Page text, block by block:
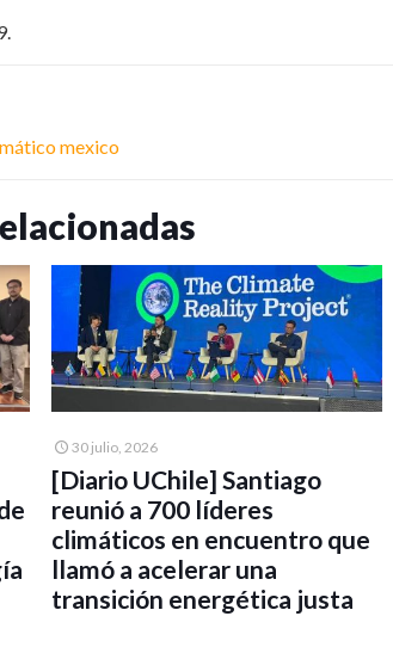
mexico
30 julio, 2026
[Diario UChile] Santiago
reunió a 700 líderes
climáticos en encuentro que
llamó a acelerar una
transición energética justa